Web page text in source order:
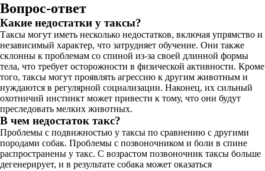
Вопрос-ответ
Какие недостатки у таксы?
Таксы могут иметь несколько недостатков, включая упрямство и
независимый характер, что затрудняет обучение. Они также
склонны к проблемам со спиной из-за своей длинной формы
тела, что требует осторожности в физической активности. Кроме
того, таксы могут проявлять агрессию к другим животным и
нуждаются в регулярной социализации. Наконец, их сильный
охотничий инстинкт может привести к тому, что они будут
преследовать мелких животных.
В чем недостаток такс?
Проблемы с подвижностью у таксы по сравнению с другими
породами собак. Проблемы с позвоночником и боли в спине
распространены у такс. С возрастом позвоночник таксы больше
дегенерирует, и в результате собака может оказаться